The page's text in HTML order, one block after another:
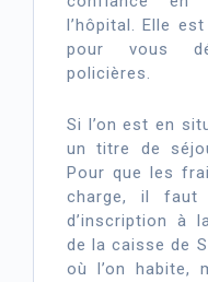
l’hôpital. Elle
pour vous
policières.
Si l’on est en
un titre de
Pour que les
charge, il faut
d’inscription à
de la caisse de
où l’on habite,